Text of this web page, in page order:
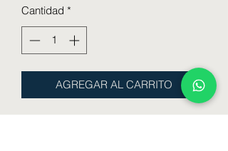
Cantidad *
AGREGAR AL CARRITO